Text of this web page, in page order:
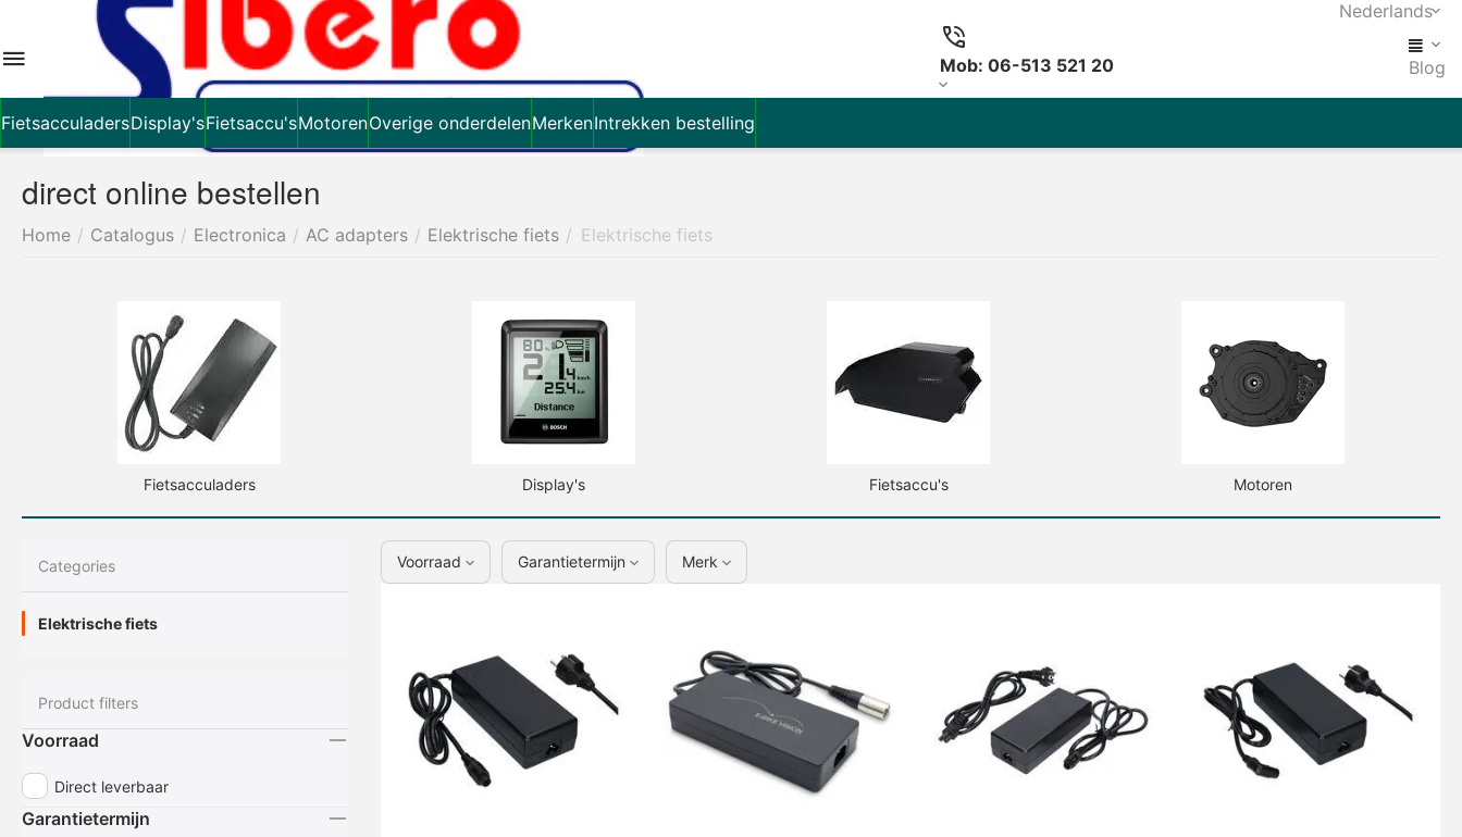
Nederlands
Mob: 06-513 521 20 Blog
FietsacculadersDisplay'sFietsaccu'sMotorenOverige onderdelenMerkenIntrekken bestelling
direct online bestellen
Home / Catalogus / Electronica / AC adapters / Elektrische fiets / Elektrische fiets
Fietsacculaders Display's Fietsaccu's Motoren
Voorraad Garantietermijn Merk
Сategories
Elektrische fiets
Product filters
Voorraad
Direct leverbaar
Garantietermijn